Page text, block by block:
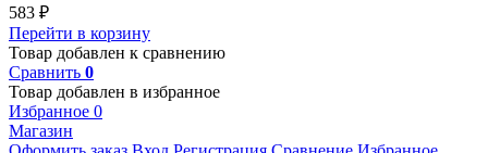
583 ₽
Перейти в корзину
Товар добавлен к сравнению
Сравнить 0
Товар добавлен в избранное
Избранное 0
Магазин